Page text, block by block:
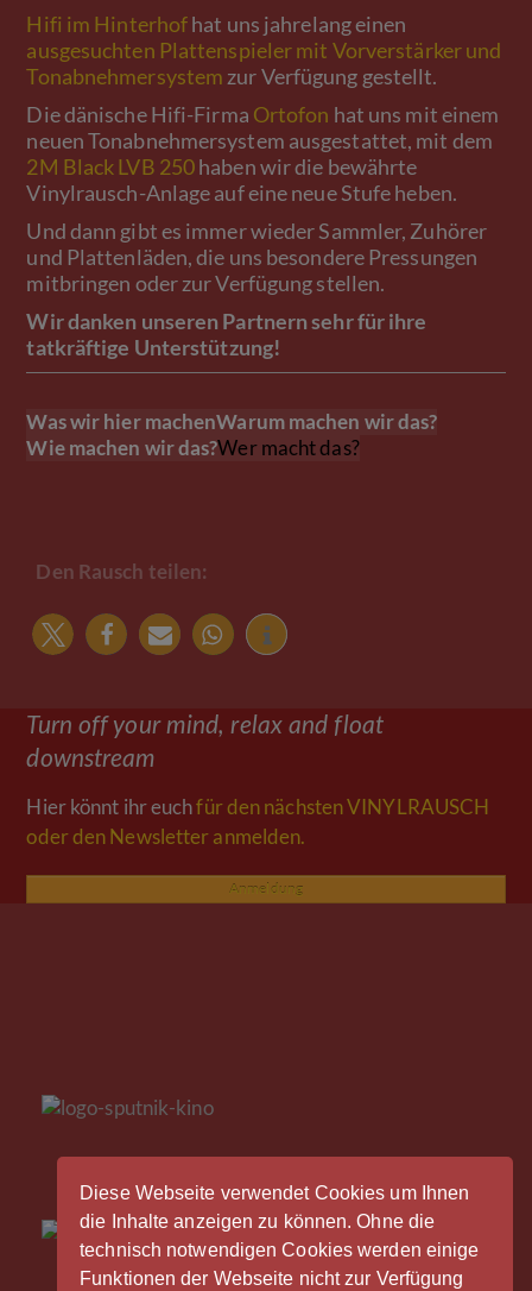
Diese Webseite verwendet Cookies um Ihnen
die Inhalte anzeigen zu können. Ohne die
technisch notwendigen Cookies werden einige
Funktionen der Webseite nicht zur Verfügung
Hifi im Hinterhofhat uns jahrelang einen
ausgesuchten Plattenspieler mit Vorverstärker und
Tonabnehmersystem zur Verfügung gestellt.
Die dänische Hifi-Firma Ortofon hat uns mit einem
neuen Tonabnehmersystem ausgestattet, mit dem
2M Black LVB 250haben wir die bewährte
Vinylrausch-Anlage auf eine neue Stufe heben.
Und dann gibt es immer wieder Sammler, Zuhörer
und Plattenläden, die uns besondere Pressungen
mitbringen oder zur Verfügung stellen.
Wir danken unseren Partnern sehr für ihre
tatkräftige Unterstützung!
Was wir hier machenWarum machen wir das?
Wie machen wir das?Wer macht das?
Den Rausch teilen:
Turn off your mind, relax and float
downstream
Hier könnt ihr euchfür den nächsten VINYLRAUSCH
oder den Newsletter anmelden.
Anmeldung